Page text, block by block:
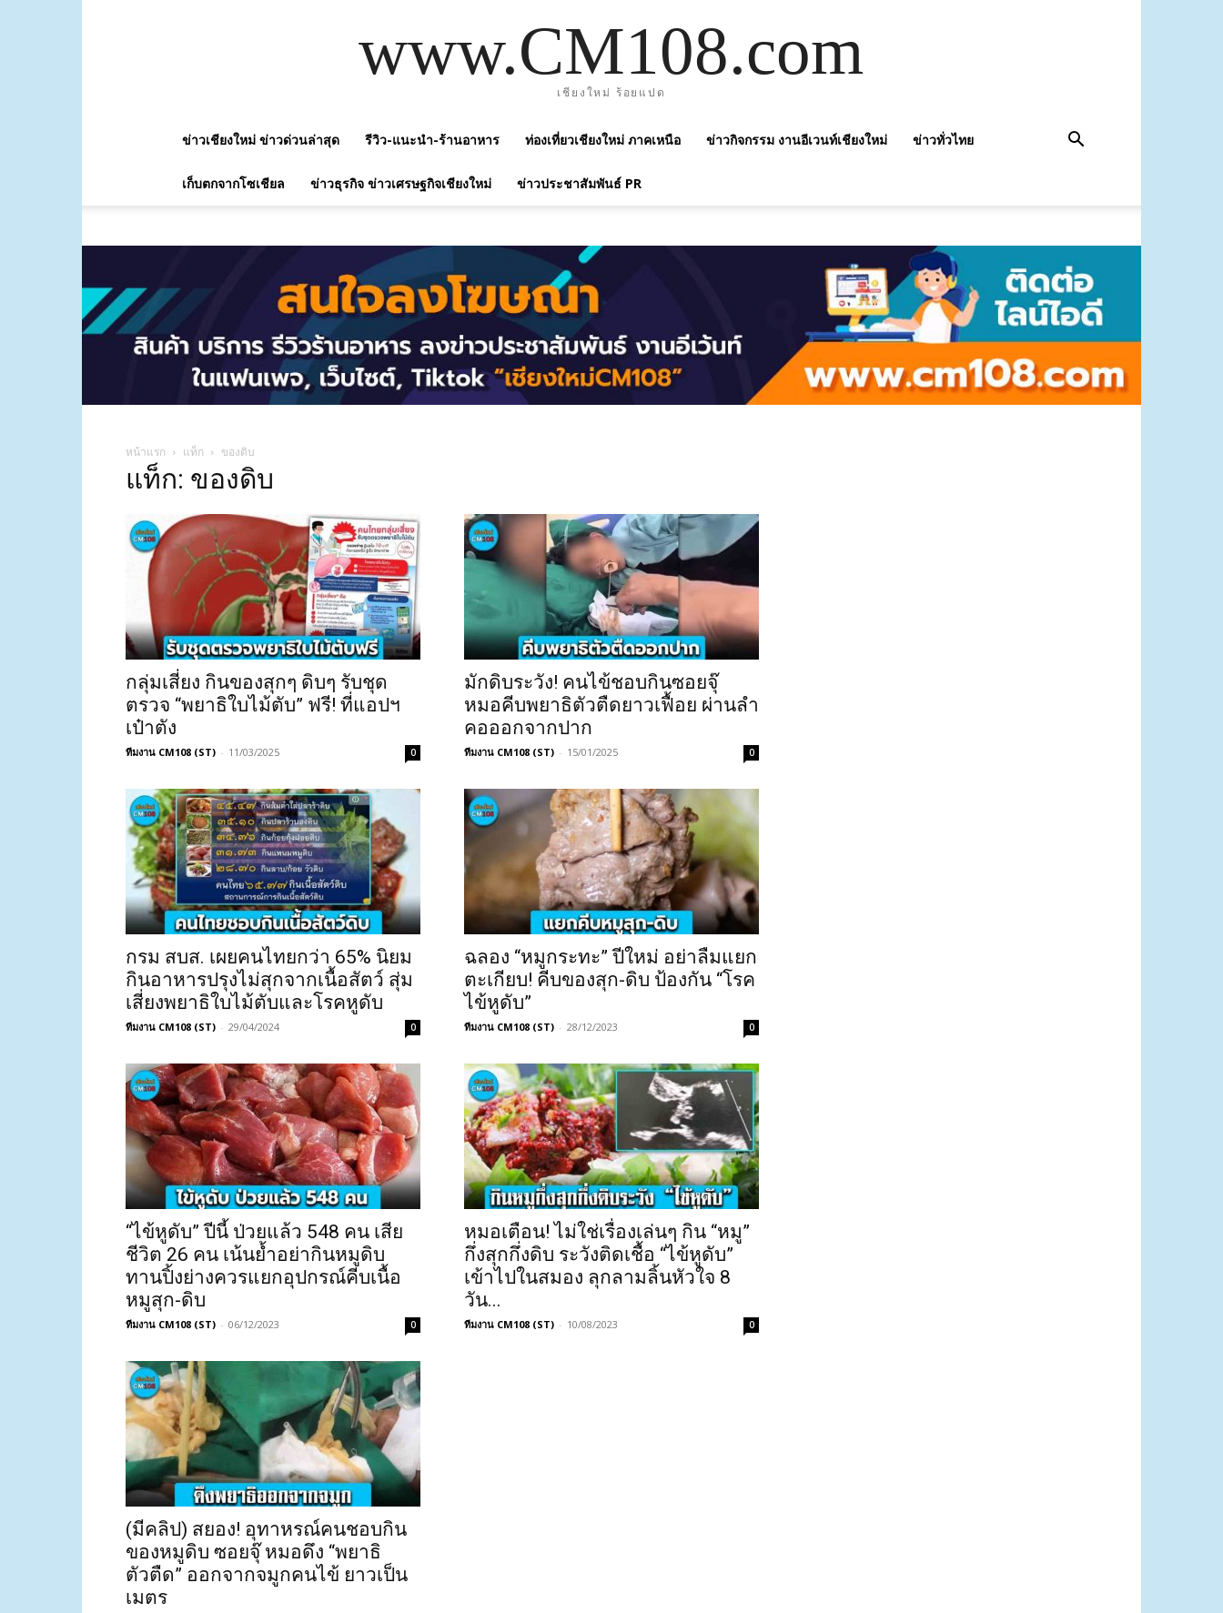
www.CM108.com
เชียงใหม่ ร้อยแปด
ข่าวเชียงใหม่ ข่าวด่วนล่าสุด รีวิว-แนะนำ-ร้านอาหาร ท่องเที่ยวเชียงใหม่ ภาคเหนือ ข่าวกิจกรรม งานอีเวนท์เชียงใหม่ ข่าวทั่วไทย
เก็บตกจากโซเชียล ข่าวธุรกิจ ข่าวเศรษฐกิจเชียงใหม่ ข่าวประชาสัมพันธ์ PR
หน้าแรก แท็ก ของดิบ
แท็ก: ของดิบ
กลุ่มเสี่ยง กินของสุกๆ ดิบๆ รับชุด
ตรวจ “พยาธิใบไม้ตับ” ฟรี! ที่แอปฯ
เป๋าตัง
ทีมงาน CM108 (ST) - 11/03/2025 0
มักดิบระวัง! คนไข้ชอบกินซอยจุ๊
หมอคีบพยาธิตัวตืดยาวเฟื้อย ผ่านลำ
คอออกจากปาก
ทีมงาน CM108 (ST) - 15/01/2025 0
กรม สบส. เผยคนไทยกว่า 65% นิยม
กินอาหารปรุงไม่สุกจากเนื้อสัตว์ สุ่ม
เสี่ยงพยาธิใบไม้ตับและโรคหูดับ
ทีมงาน CM108 (ST) - 29/04/2024 0
ฉลอง “หมูกระทะ” ปีใหม่ อย่าลืมแยก
ตะเกียบ! คีบของสุก-ดิบ ป้องกัน “โรค
ไข้หูดับ”
ทีมงาน CM108 (ST) - 28/12/2023 0
“ไข้หูดับ” ปีนี้ ป่วยแล้ว 548 คน เสีย
ชีวิต 26 คน เน้นย้ำอย่ากินหมูดิบ
ทานปิ้งย่างควรแยกอุปกรณ์คีบเนื้อ
หมูสุก-ดิบ
ทีมงาน CM108 (ST) - 06/12/2023 0
หมอเตือน! ไม่ใช่เรื่องเล่นๆ กิน “หมู”
กึ่งสุกกึ่งดิบ ระวังติดเชื้อ “ไข้หูดับ”
เข้าไปในสมอง ลุกลามลิ้นหัวใจ 8
วัน...
ทีมงาน CM108 (ST) - 10/08/2023 0
(มีคลิป) สยอง! อุทาหรณ์คนชอบกิน
ของหมูดิบ ซอยจุ๊ หมอดึง “พยาธิ
ตัวตืด” ออกจากจมูกคนไข้ ยาวเป็น
เมตร